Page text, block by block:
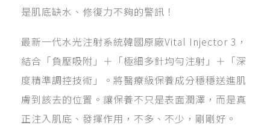
是肌底缺水、修復力不夠的警訊！
最新一代水光注射系統韓國原廠Vital Injector 3，
結合「負壓吸附」＋「極細多針均勻注射」＋「深
度精準調控技術」。將醫療級保養成分穩穩送進肌
膚到該去的位置。讓保養不只是表面潤澤，而是真
正注入肌底、發揮作用，不多、不少，剛剛好。